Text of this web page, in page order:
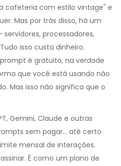
cafeteria com estilo vintage" e
Mas por trás disso, há um
processadores,
isso custa dinheiro.
é gratuito, na verdade
que você está usando não
Mas isso não significa que o
Gemini, Claude e outras
sem pagar... até certo
mensal de interações.
É como um plano de